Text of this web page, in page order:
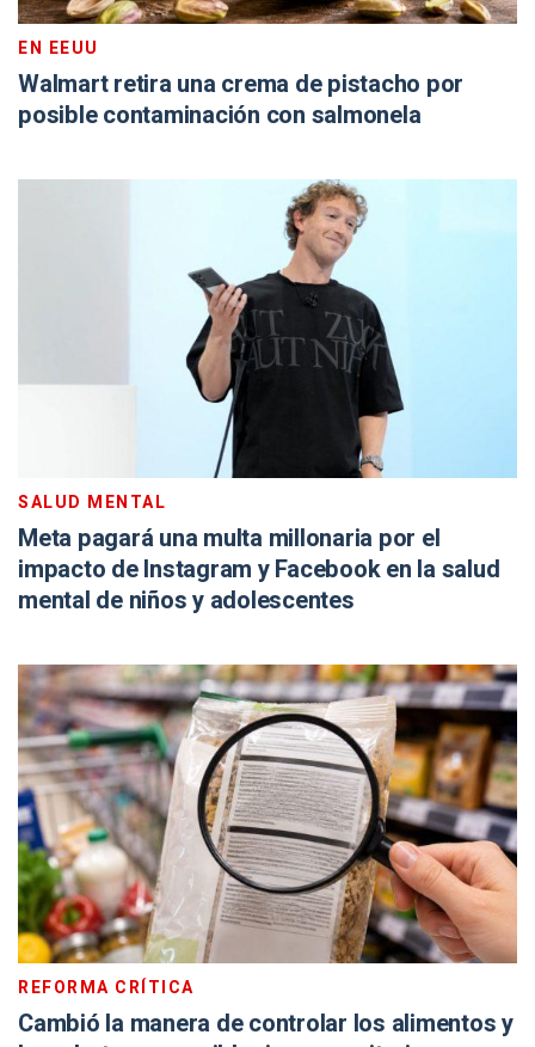
EN EEUU
Walmart retira una crema de pistacho por
posible contaminación con salmonela
SALUD MENTAL
Meta pagará una multa millonaria por el
impacto de Instagram y Facebook en la salud
mental de niños y adolescentes
REFORMA CRÍTICA
Cambió la manera de controlar los alimentos y